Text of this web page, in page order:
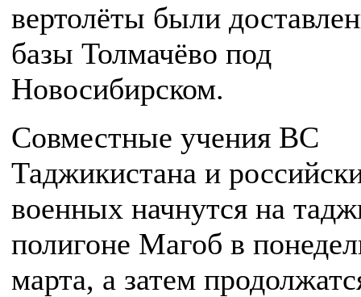
вертолёты были
базы Толмачёво под
Новосибирском.
Совместные учения ВС
Таджикистана и
военных начнутся на
полигоне Магоб в
марта, а затем